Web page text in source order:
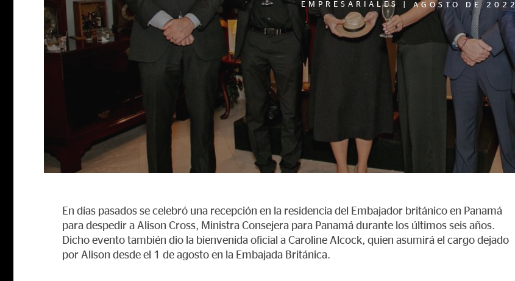
EMPRESARIALES |AGOSTO DE 2022
En días pasados se celebró una recepción en la residencia del Embajador británico en Panamá
para despedir a Alison Cross, Ministra Consejera para Panamá durante los últimos seis años.
Dicho evento también dio la bienvenida oficial a Caroline Alcock, quien asumirá el cargo dejado
por Alison desde el 1 de agosto en la Embajada Británica.